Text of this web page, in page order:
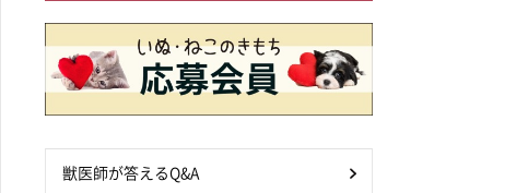
獣医師が答えるQ&A